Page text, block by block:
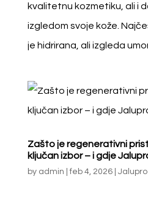
kvalitetnu kozmetiku, ali i
izgledom svoje kože.
je hidrirana, ali izgleda
Zašto je regenerativni
ključan izbor – i gdje
by admin |feb 4, 2026| Jalupro